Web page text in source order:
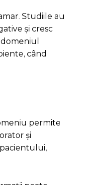
Studiile au
și cresc
când
permite
și